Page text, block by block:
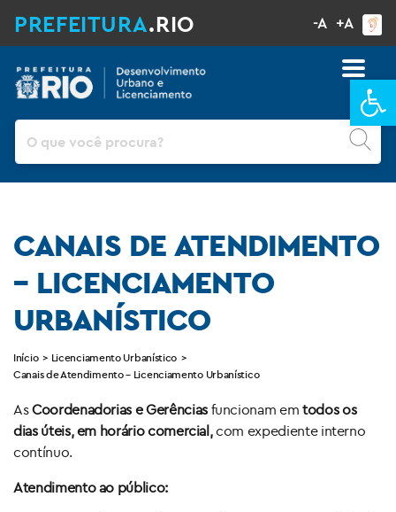
PREFEITURA.RIO -A +A
Pesquisar
CANAIS DE ATENDIMENTO
– LICENCIAMENTO
URBANÍSTICO
Início > Licenciamento Urbanístico >
Canais de Atendimento – Licenciamento Urbanístico
AsCoordenadorias e Gerênciasfuncionam em todos os
dias úteis, em horário comercial,com expediente interno
contínuo.
Atendimento ao público: